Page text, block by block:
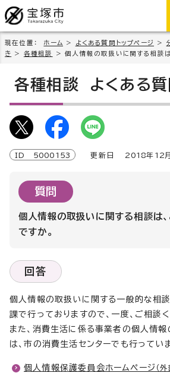
現在位置： ホーム > よくある質問トップページ >
き
> 各種相談 > 個人情報の取扱いに関する相談は
各種相談 よくある質
ID 5000153 更新日 2018年 12 月
質問
個人情報の取扱いに関する相談は
ですか。
回答
個人情報の取扱いに関する一般的な相
課で行っておりますので、一度、ご相談く
また、消費生活に係る事業者の個人情
は、市の消費生活センターでも行っていま
個人情報保護委員会ホームページ （